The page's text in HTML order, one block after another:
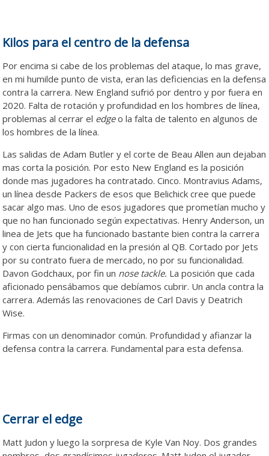
Kilos para el centro de la defensa
Por encima si cabe de los problemas del ataque, lo mas grave,
en mi humilde punto de vista, eran las deficiencias en la defensa
contra la carrera. New England sufrió por dentro y por fuera en
2020. Falta de rotación y profundidad en los hombres de línea,
problemas al cerrar el edgeo la falta de talento en algunos de
los hombres de la línea.
Las salidas de Adam Butler y el corte de Beau Allen aun dejaban
mas corta la posición. Por esto New England es la posición
donde mas jugadores ha contratado. Cinco. Montravius Adams,
un línea desde Packers de esos que Belichick cree que puede
sacar algo mas. Uno de esos jugadores que prometían mucho y
que no han funcionado según expectativas. Henry Anderson, un
linea de Jets que ha funcionado bastante bien contra la carrera
y con cierta funcionalidad en la presión al QB. Cortado por Jets
por su contrato fuera de mercado, no por su funcionalidad.
Davon Godchaux, por fin un nose tackle. La posición que cada
aficionado pensábamos que debíamos cubrir. Un ancla contra la
carrera. Además las renovaciones de Carl Davis y Deatrich
Wise.
Firmas con un denominador común. Profundidad y afianzar la
defensa contra la carrera. Fundamental para esta defensa.
Cerrar el edge
Matt Judon y luego la sorpresa de Kyle Van Noy. Dos grandes